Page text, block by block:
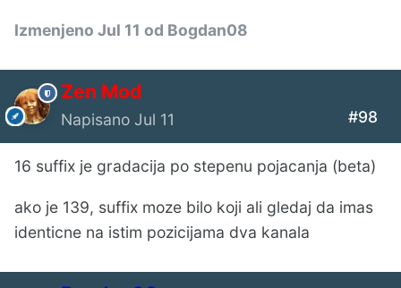
Izmenjeno Jul 11 od Bogdan08
Zen Mod
Napisano Jul 11 #98
16 suffix je gradacija po stepenu pojacanja (beta)
ako je 139, suffix moze bilo koji ali gledaj da imas
identicne na istim pozicijama dva kanala